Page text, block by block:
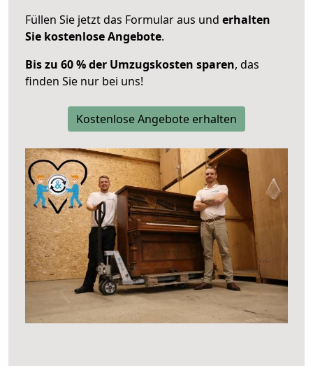
Füllen Sie jetzt das Formular aus und erhalten
Sie kostenlose Angebote.
Bis zu 60 % der Umzugskosten sparen, das
finden Sie nur bei uns!
Kostenlose Angebote erhalten